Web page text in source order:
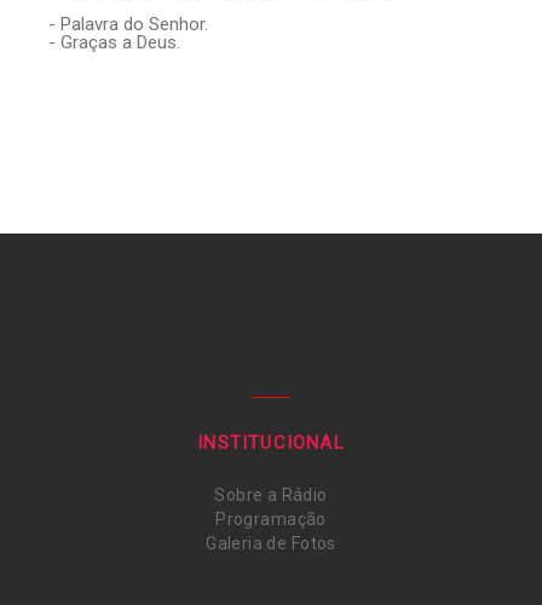
- Palavra do Senhor.
- Graças a Deus.
INSTITUCIONAL
Sobre a Rádio
Programação
Galeria de Fotos